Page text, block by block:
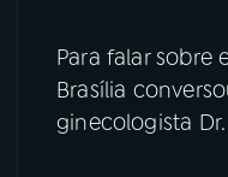
Para falar sobre
Brasília
ginecologista